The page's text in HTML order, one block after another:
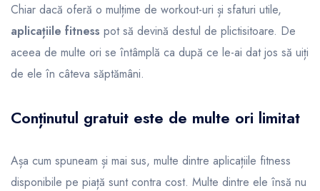
Chiar dacă oferă o mulțime de workout-uri și sfaturi utile,
aplicațiile fitness pot să devină destul de plictisitoare. De
aceea de multe ori se întâmplă ca după ce le-ai dat jos să uiți
de ele în câteva săptămâni.
Conținutul gratuit este de multe ori limitat
Așa cum spuneam și mai sus, multe dintre aplicațiile fitness
disponibile pe piață sunt contra cost. Multe dintre ele însă nu